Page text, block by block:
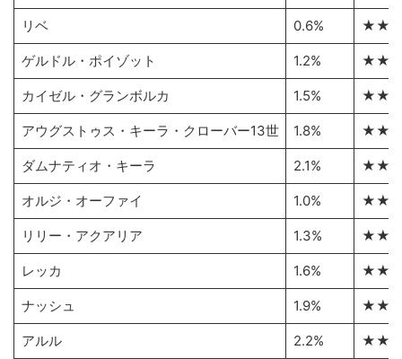
リベ 0.6%
ゲルドル・ポイゾット 1.2%
カイゼル・グランボルカ 1.5%
アウグストゥス・キーラ・クローバー13世 1.8%
ダムナティオ・キーラ 2.1%
オルジ・オーファイ 1.0%
リリー・アクアリア 1.3%
レッカ 1.6%
ナッシュ 1.9%
アルル 2.2%